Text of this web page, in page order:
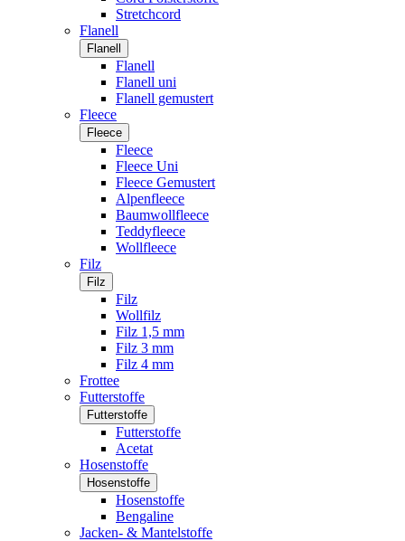
Stretchcord
Flanell
Flanell
Flanell
Flanell uni
Flanell gemustert
Fleece
Fleece
Fleece
Fleece Uni
Fleece Gemustert
Alpenfleece
Baumwollfleece
Teddyfleece
Wollfleece
Filz
Filz
Filz
Wollfilz
Filz 1,5 mm
Filz 3 mm
Filz 4 mm
Frottee
Futterstoffe
Futterstoffe
Futterstoffe
Acetat
Hosenstoffe
Hosenstoffe
Hosenstoffe
Bengaline
Jacken- & Mantelstoffe